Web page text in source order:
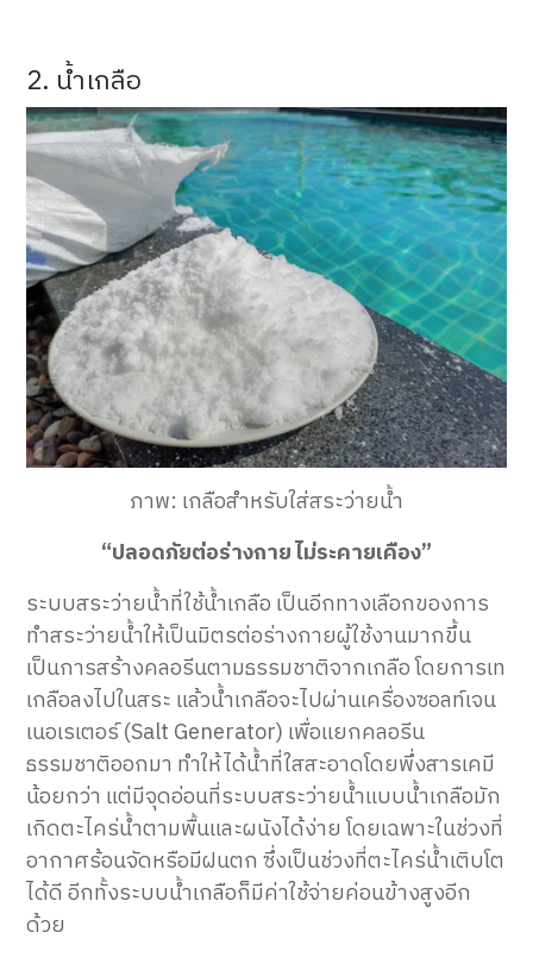
2. น้ำเกลือ
ภาพ: เกลือสำหรับใส่สระว่ายน้ำ
“ปลอดภัยต่อร่างกาย ไม่ระคายเคือง”
ระบบสระว่ายน้ำที่ใช้น้ำเกลือ เป็นอีกทางเลือกของการ
ทำสระว่ายน้ำให้เป็นมิตรต่อร่างกายผู้ใช้งานมากขึ้น
เป็นการสร้างคลอรีนตามธรรมชาติจากเกลือ โดยการเท
เกลือลงไปในสระ แล้วน้ำเกลือจะไปผ่านเครื่องซอลท์เจน
เนอเรเตอร์ (Salt Generator) เพื่อแยกคลอรีน
ธรรมชาติออกมา ทำให้ได้น้ำที่ใสสะอาดโดยพึ่งสารเคมี
น้อยกว่า แต่มีจุดอ่อนที่ระบบสระว่ายน้ำแบบน้ำเกลือมัก
เกิดตะไคร่น้ำตามพื้นและผนังได้ง่าย โดยเฉพาะในช่วงที่
อากาศร้อนจัดหรือมีฝนตก ซึ่งเป็นช่วงที่ตะไคร่น้ำเติบโต
ได้ดี อีกทั้งระบบน้ำเกลือก็มีค่าใช้จ่ายค่อนข้างสูงอีก
ด้วย